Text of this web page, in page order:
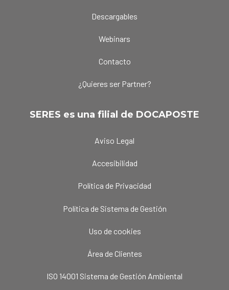
Descargables
Webinars
Contacto
¿Quieres ser Partner?
SERES es una filial de DOCAPOSTE
Aviso Legal
Accesibilidad
Política de Privacidad
Política de Sistema de Gestión
Uso de cookies
Área de Clientes
ISO 14001 Sistema de Gestión Ambiental